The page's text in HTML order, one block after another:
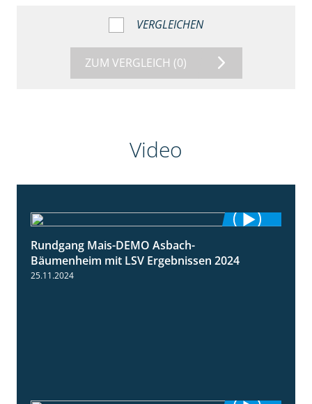
VERGLEICHEN
ZUM VERGLEICH (0)
Video
Rundgang Mais-DEMO Asbach-
Bäumenheim mit LSV Ergebnissen 2024
25.11.2024